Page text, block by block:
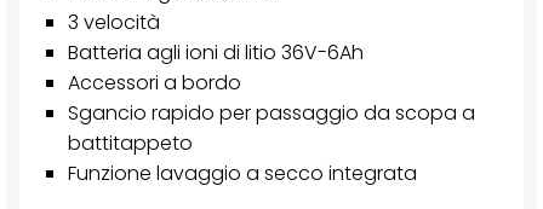
3 velocità
Batteria agli ioni di litio 36V-6Ah
Accessori a bordo
Sgancio rapido per passaggio da scopa a
battitappeto
Funzione lavaggio a secco integrata